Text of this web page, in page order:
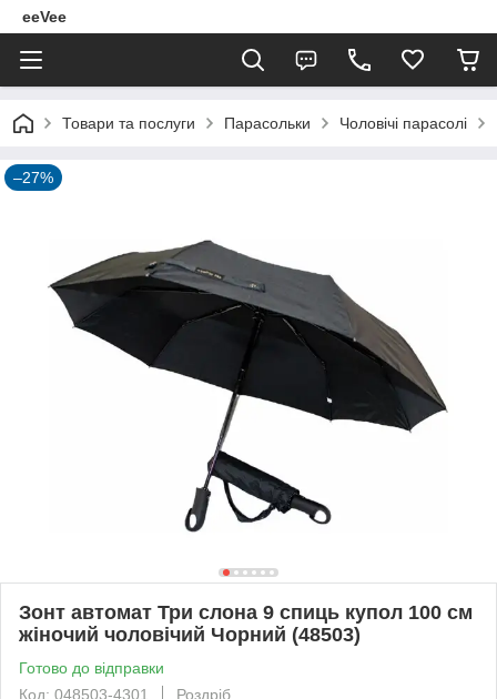
eeVee
Товари та послуги Парасольки Чоловічі парасолі
–27%
Зонт автомат Три слона 9 спиць купол 100 см
жіночий чоловічий Чорний (48503)
Готово до відправки
Код: 048503-4301
Роздріб